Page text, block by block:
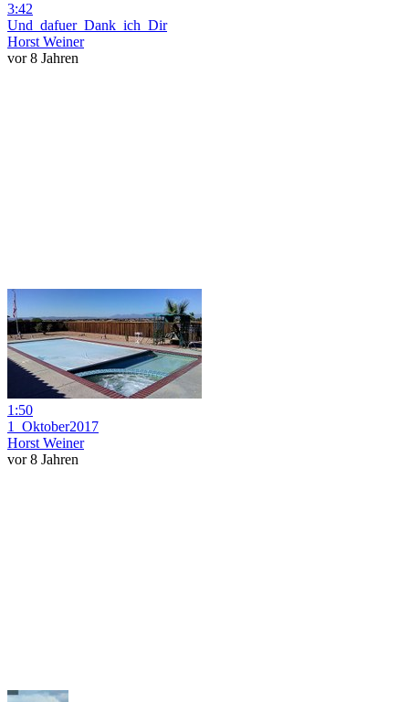
3:42
Und_dafuer_Dank_ich_Dir
Horst Weiner
vor 8 Jahren
1:50
1_Oktober2017
Horst Weiner
vor 8 Jahren